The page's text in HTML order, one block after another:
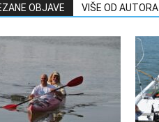
OBJAVE VIŠE OD AUTORA